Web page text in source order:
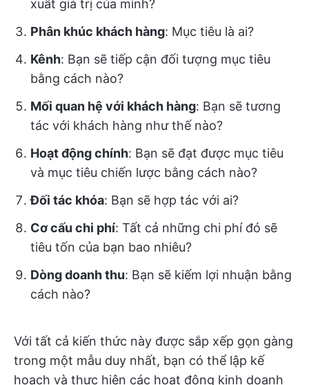
xuất giá trị của mình?
Phân khúc khách hàng: Mục tiêu là ai?
Kênh: Bạn sẽ tiếp cận đối tượng mục tiêu
bằng cách nào?
Mối quan hệ với khách hàng: Bạn sẽ tương
tác với khách hàng như thế nào?
Hoạt động chính: Bạn sẽ đạt được mục tiêu
và mục tiêu chiến lược bằng cách nào?
Đối tác khóa: Bạn sẽ hợp tác với ai?
Cơ cấu chi phí: Tất cả những chi phí đó sẽ
tiêu tốn của bạn bao nhiêu?
Dòng doanh thu: Bạn sẽ kiếm lợi nhuận bằng
cách nào?
Với tất cả kiến thức này được sắp xếp gọn gàng
trong một mẫu duy nhất, bạn có thể lập kế
hoạch và thực hiện các hoạt động kinh doanh